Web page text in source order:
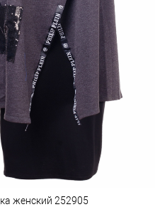
женский 252905